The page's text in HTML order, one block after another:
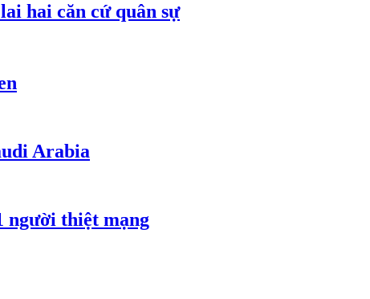
hai căn cứ quân sự
Arabia
người thiệt mạng